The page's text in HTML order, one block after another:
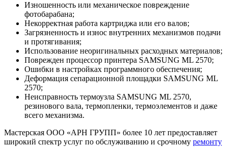
Изношенность или механическое повреждение
фотобарабана;
Некорректная работа картриджа или его валов;
Загрязненность и износ внутренних механизмов подачи
и протягивания;
Использование неоригинальных расходных материалов;
Поврежден процессор принтера SAMSUNG ML 2570;
Ошибки в настройках программного обеспечения;
Деформация сепарационной площадки SAMSUNG ML
2570;
Неисправность термоузла SAMSUNG ML 2570,
резинового вала, термопленки, термоэлементов и даже
всего механизма.
Мастерская ООО «АРН ГРУПП» более 10 лет предоставляет
широкий спектр услуг по обслуживанию и срочному ремонту